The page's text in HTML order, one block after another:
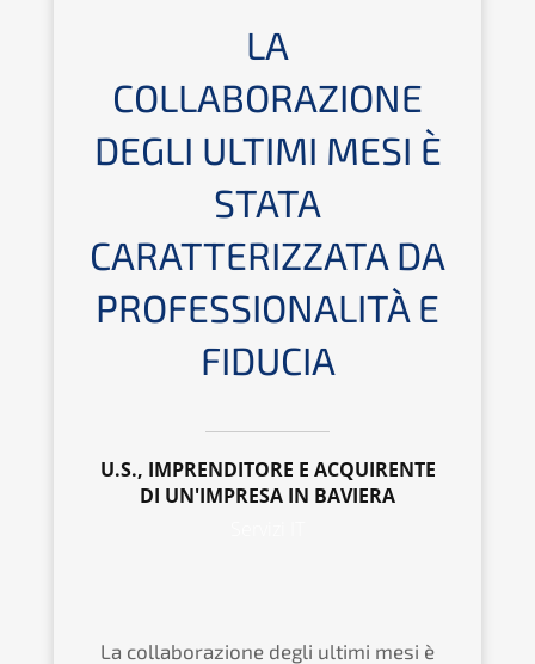
LA
COLLABORAZIONE
DEGLI ULTIMI MESI È
STATA
CARATTERIZZATA DA
PROFESSIONALITÀ E
FIDUCIA
U.S., IMPRENDITORE E ACQUIRENTE
DI UN'IMPRESA IN BAVIERA
La collaborazione degli ultimi mesi è